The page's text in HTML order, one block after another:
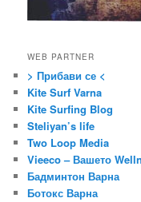
WEB PARTNER
> Прибави се <
Kite Surf Varna
Kite Surfing Blog
Steliyan’s life
Two Loop Media
Vieeco – Вашето
Бадминтон Варна
Ботокс Варна